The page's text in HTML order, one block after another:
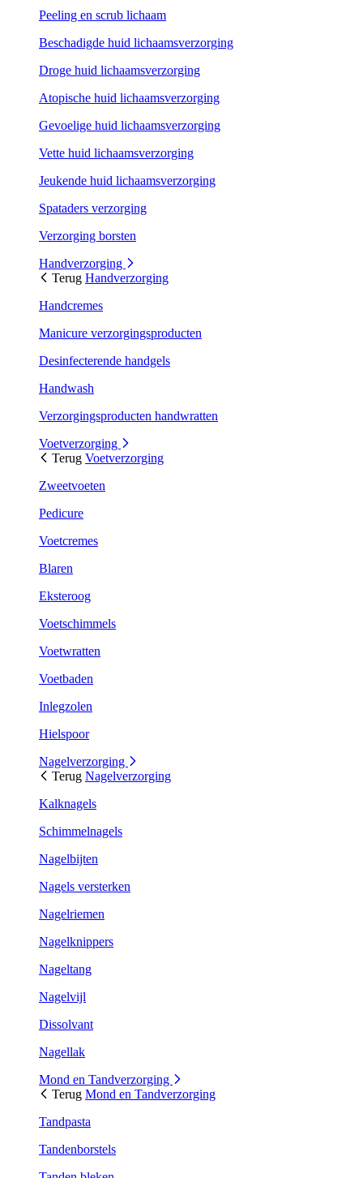
Peeling en scrub lichaam
Beschadigde huid lichaamsverzorging
Droge huid lichaamsverzorging
Atopische huid lichaamsverzorging
Gevoelige huid lichaamsverzorging
Vette huid lichaamsverzorging
Jeukende huid lichaamsverzorging
Spataders verzorging
Verzorging borsten
Handverzorging
Terug Handverzorging
Handcremes
Manicure verzorgingsproducten
Desinfecterende handgels
Handwash
Verzorgingsproducten handwratten
Voetverzorging
Terug Voetverzorging
Zweetvoeten
Pedicure
Voetcremes
Blaren
Eksteroog
Voetschimmels
Voetwratten
Voetbaden
Inlegzolen
Hielspoor
Nagelverzorging
Terug Nagelverzorging
Kalknagels
Schimmelnagels
Nagelbijten
Nagels versterken
Nagelriemen
Nagelknippers
Nageltang
Nagelvijl
Dissolvant
Nagellak
Mond en Tandverzorging
Terug Mond en Tandverzorging
Tandpasta
Tandenborstels